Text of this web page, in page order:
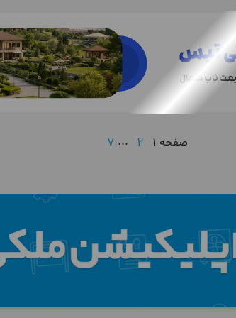
صفحه 1
2
...
7